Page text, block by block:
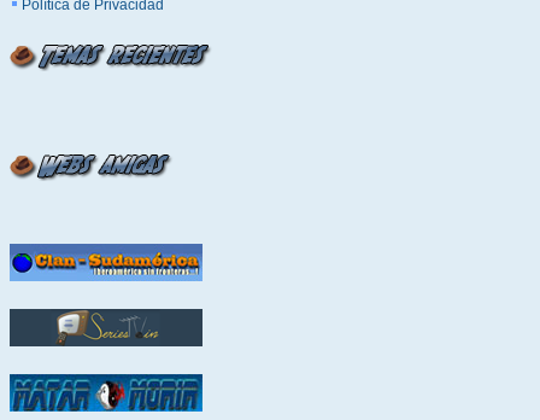
Política de Privacidad